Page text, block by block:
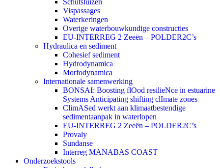
Schutsluizen
Vispassages
Waterkeringen
Overige waterbouwkundige constructies
EU-INTERREG 2 Zeeën – POLDER2C’s
Hydraulica en sediment
Cohesief sediment
Hydrodynamica
Morfodynamica
Internationale samenwerking
BONSAI: Boosting flOod resilieNce in estuarine
Systems Anticipating shifting clImate zones
ClimASed werkt aan klimaatbestendige
sedimentaanpak in waterlopen
EU-INTERREG 2 Zeeën – POLDER2C’s
Provaly
Sundanse
Interreg MANABAS COAST
Onderzoekstools